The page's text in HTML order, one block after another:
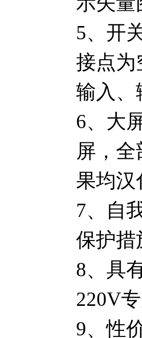
5、开
接点为
输入、
6、大
屏，
果均汉
7、自
保护措
8、具
220V
9、性